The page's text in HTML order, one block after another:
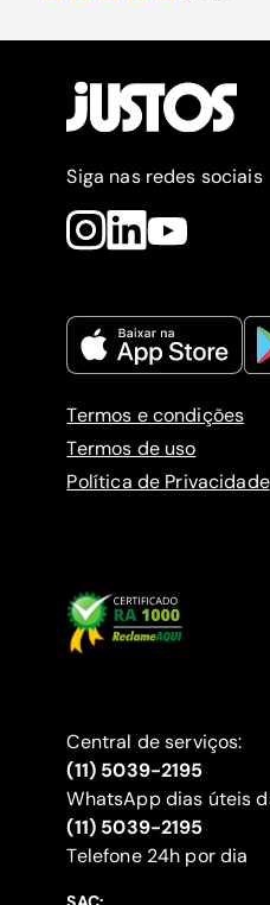
Siga nas redes sociais
Termos e condições
Termos de uso
Política de Privacidade
Central de serviços:
(11) 5039-2195
WhatsApp dias úteis
(11) 5039-2195
‍Telefone 24h por dia